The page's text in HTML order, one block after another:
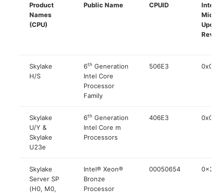
Product
Names
(CPU)
Public Name CPUID
Intel
Skylake
H/S
6th Generation
Intel Core
Processor
Family
506E3 0xC2
Skylake
U/Y &
Skylake
U23e
6th Generation
Intel Core m
Processors
406E3 0xC2
Skylake
Server SP
(H0, M0,
Intel® Xeon®
Bronze
Processor
00050654